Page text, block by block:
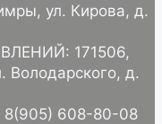
ул. Кирова, д.
171506,
Володарского, д.
608-80-08